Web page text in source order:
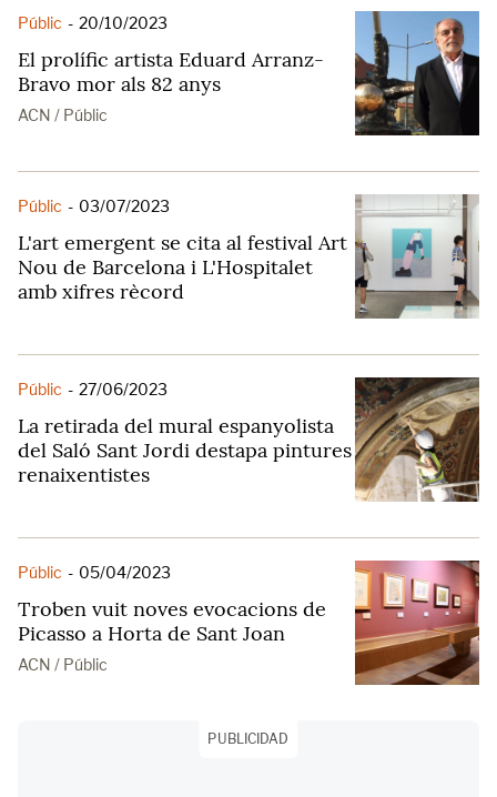
Públic - 20/10/2023
El prolífic artista Eduard Arranz-
Bravo mor als 82 anys
ACN / Públic
Públic - 03/07/2023
L'art emergent se cita al festival Art
Nou de Barcelona i L'Hospitalet
amb xifres rècord
Públic - 27/06/2023
La retirada del mural espanyolista
del Saló Sant Jordi destapa pintures
renaixentistes
Públic - 05/04/2023
Troben vuit noves evocacions de
Picasso a Horta de Sant Joan
ACN / Públic
PUBLICIDAD